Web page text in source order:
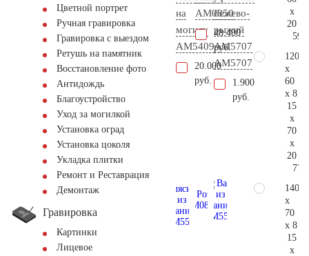
Цветной портрет
Ручная гравировка
Гравировка с выездом
Ретушь на памятник
Восстановление фото
Антидождь
Благоустройство
Уход за могилкой
Установка оград
Установка цоколя
Укладка плитки
Ремонт и Реставрация
Демонтаж
Гравировка
Картинки
Лицевое
на
могилу
AM5409
20.000
руб.
AM0850
48.400
руб.
бежево-
рыжий
АМ5707
AM5707
1.900
руб.
x
20
120
x
60
x 8
15
x
70
x
20
140
x
70
x 8
15
x